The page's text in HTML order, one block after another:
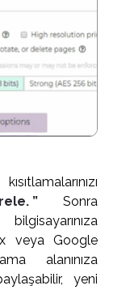
”
Sonra
veya Google
alanınıza
yeni